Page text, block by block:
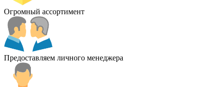
Огромный ассортимент
Предоставляем личного менеджера